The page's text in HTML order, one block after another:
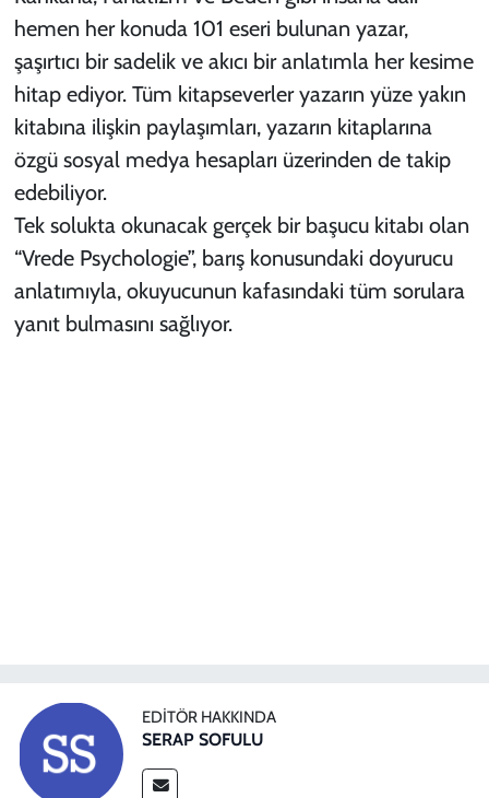
hemen her konuda 101 eseri bulunan yazar,
şaşırtıcı bir sadelik ve akıcı bir anlatımla her kesime
hitap ediyor. Tüm kitapseverler yazarın yüze yakın
kitabına ilişkin paylaşımları, yazarın kitaplarına
özgü sosyal medya hesapları üzerinden de takip
edebiliyor.
Tek solukta okunacak gerçek bir başucu kitabı olan
“Vrede Psychologie”, barış konusundaki doyurucu
anlatımıyla, okuyucunun kafasındaki tüm sorulara
yanıt bulmasını sağlıyor.
EDITÖR HAKKINDA
SERAP SOFULU